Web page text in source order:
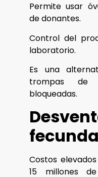
Permite usar
de donantes.
Control del
laboratorio.
Es una
trompas de
bloqueadas.
Costos
15 millones